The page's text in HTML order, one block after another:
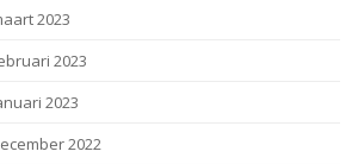
2023
2023
2023
2022